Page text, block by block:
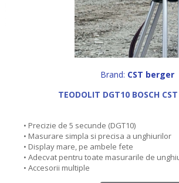
Brand: CST berger
TEODOLIT DGT10 BOSCH CST
• Precizie de 5 secunde (DGT10)
• Masurare simpla si precisa a unghiurilor
• Display mare, pe ambele fete
• Adecvat pentru toate masurarile de
• Accesorii multiple